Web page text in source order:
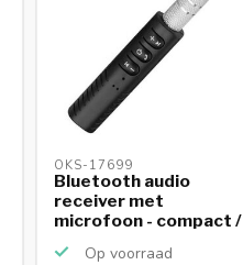
OKS-17699
Bluetooth audio
receiver met
microfoon - compact /
Op voorraad